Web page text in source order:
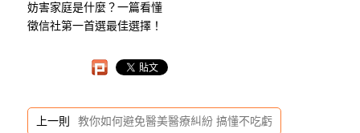
妨害家庭是什麼？一篇看懂
徵信社第一首選最佳選擇！
上一則 教你如何避免醫美醫療糾紛 搞懂不吃虧